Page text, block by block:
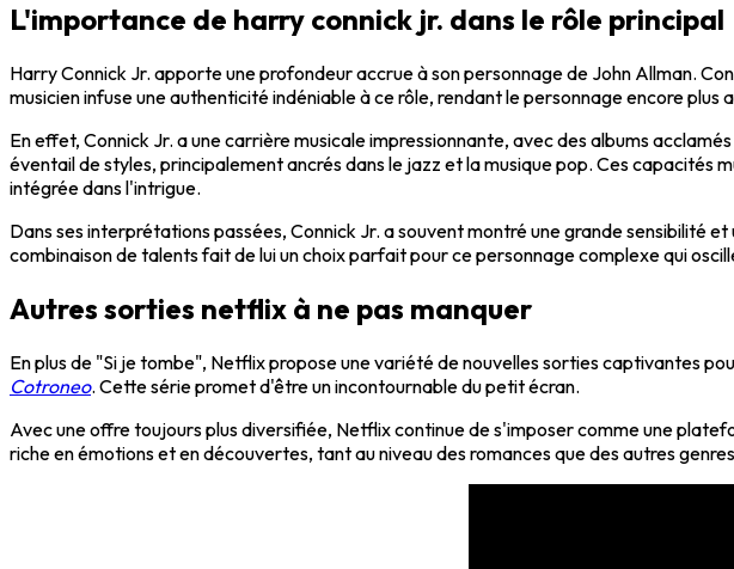
L'importance de harry connick jr. dans le rôle principal
Harry Connick Jr. apporte une profondeur accrue à son personnage de John Allman.
musicien infuse une authenticité indéniable à ce rôle, rendant le personnage encore plus
En effet, Connick Jr. a une carrière musicale impressionnante, avec des albums
éventail de styles, principalement ancrés dans le jazz et la musique pop. Ces capacités
intégrée dans l'intrigue.
Dans ses interprétations passées, Connick Jr. a souvent montré une grande sensibilité
combinaison de talents fait de lui un choix parfait pour ce personnage complexe qui
Autres sorties netflix à ne pas manquer
En plus de "Si je tombe", Netflix propose une variété de nouvelles sorties captivantes
Cotroneo. Cette série promet d'être un incontournable du petit écran.
Avec une offre toujours plus diversifiée, Netflix continue de s'imposer comme une
riche en émotions et en découvertes, tant au niveau des romances que des autres